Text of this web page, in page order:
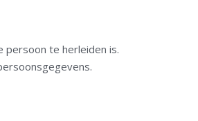
persoon te herleiden is.